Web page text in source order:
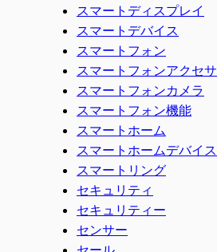
スマートディスプレイ
スマートデバイス
スマートフォン
スマートフォンアクセ
スマートフォンカメラ
スマートフォン機能
スマートホーム
スマートホームデバイス
スマートリング
セキュリティ
セキュリティー
センサー
セール